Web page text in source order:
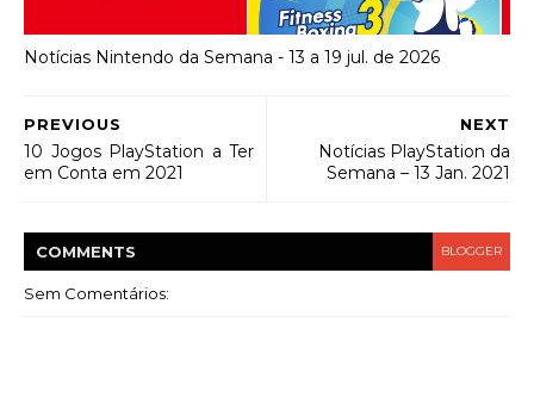
Notícias Nintendo da Semana - 13 a 19 jul. de 2026
NEXT
Notícias PlayStation da
Semana – 13 Jan. 2021
PREVIOUS
10 Jogos PlayStation a Ter
em Conta em 2021
COMMENTS BLOGGER
Sem Comentários: